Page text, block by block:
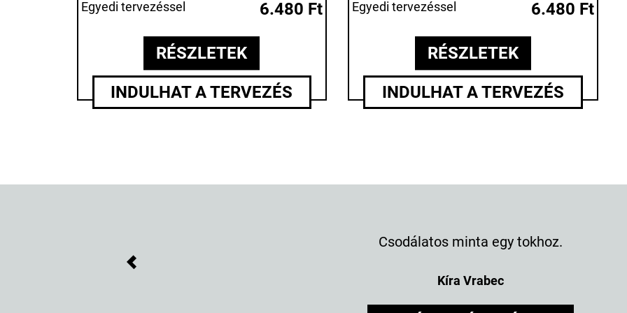
Egyedi tervezéssel 6.480 Ft
RÉSZLETEK
INDULHAT A TERVEZÉS
Egyedi tervezéssel 6.480 Ft
RÉSZLETEK
INDULHAT A TERVEZÉS
Csodálatos minta egy tokhoz.
Kíra Vrabec
Previous